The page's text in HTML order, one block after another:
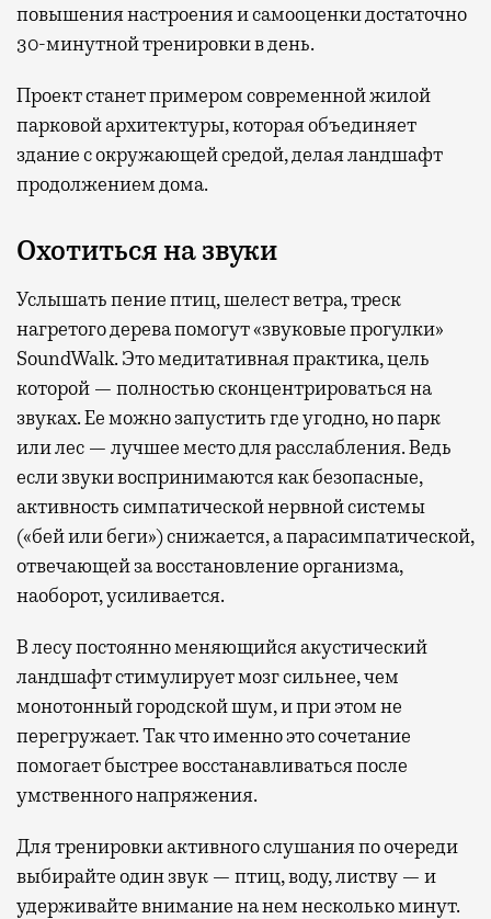
повышения настроения и самооценки достаточно
30-минутной тренировки в день.
Проект станет примером современной жилой
парковой архитектуры, которая объединяет
здание с окружающей средой, делая ландшафт
продолжением дома.
Охотиться на звуки
Услышать пение птиц, шелест ветра, треск
нагретого дерева помогут «звуковые прогулки»
SoundWalk. Это медитативная практика, цель
которой — полностью сконцентрироваться на
звуках. Ее можно запустить где угодно, но парк
или лес — лучшее место для расслабления. Ведь
если звуки воспринимаются как безопасные,
активность симпатической нервной системы
(«бей или беги») снижается, а парасимпатической,
отвечающей за восстановление организма,
наоборот, усиливается.
В лесу постоянно меняющийся акустический
ландшафт стимулирует мозг сильнее, чем
монотонный городской шум, и при этом не
перегружает. Так что именно это сочетание
помогает быстрее восстанавливаться после
умственного напряжения.
Для тренировки активного слушания по очереди
выбирайте один звук — птиц, воду, листву — и
удерживайте внимание на нем несколько минут.